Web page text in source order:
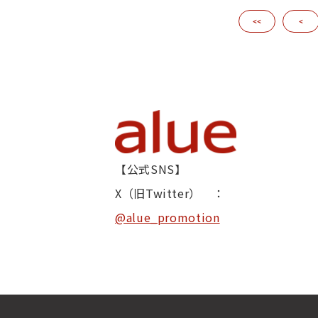
<< <
【公式SNS】
X（旧Twitter） ：
@alue_promotion